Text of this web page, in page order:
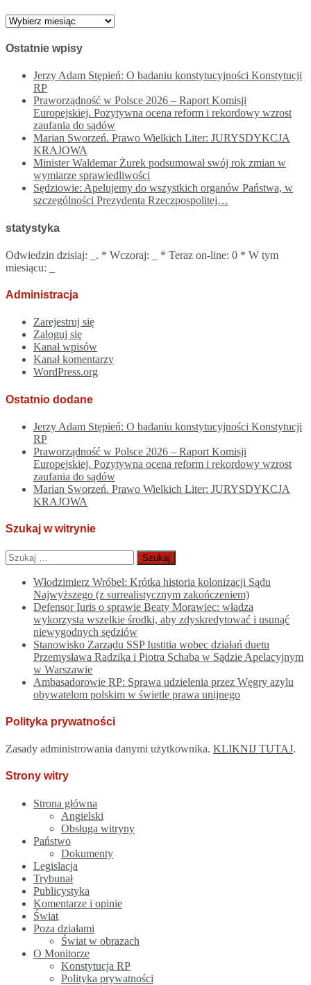
Archiwa
Ostatnie wpisy
Jerzy Adam Stępień: O badaniu konstytucyjności Konstytucji
RP
Praworządność w Polsce 2026 – Raport Komisji
Europejskiej. Pozytywna ocena reform i rekordowy wzrost
zaufania do sądów
Marian Sworzeń. Prawo Wielkich Liter: JURYSDYKCJA
KRAJOWA
Minister Waldemar Żurek podsumował swój rok zmian w
wymiarze sprawiedliwości
Sędziowie: Apelujemy do wszystkich organów Państwa, w
szczególności Prezydenta Rzeczpospolitej…
statystyka
Odwiedzin dzisiaj: . * Wczoraj:
* Teraz on-line: 0 * W tym
miesiącu:
Administracja
Zarejestruj się
Zaloguj się
Kanał wpisów
Kanał komentarzy
WordPress.org
Ostatnio dodane
Jerzy Adam Stępień: O badaniu konstytucyjności Konstytucji
RP
Praworządność w Polsce 2026 – Raport Komisji
Europejskiej. Pozytywna ocena reform i rekordowy wzrost
zaufania do sądów
Marian Sworzeń. Prawo Wielkich Liter: JURYSDYKCJA
KRAJOWA
Szukaj w witrynie
Szukaj:
Włodzimierz Wróbel: Krótka historia kolonizacji Sądu
Najwyższego (z surrealistycznym zakończeniem)
Defensor Iuris o sprawie Beaty Morawiec: władza
wykorzysta wszelkie środki, aby zdyskredytować i usunąć
niewygodnych sędziów
Stanowisko Zarządu SSP Iustitia wobec działań duetu
Przemysława Radzika i Piotra Schaba w Sądzie Apelacyjnym
w Warszawie
Ambasadorowie RP: Sprawa udzielenia przez Węgry azylu
obywatelom polskim w świetle prawa unijnego
Polityka prywatności
Zasady administrowania danymi użytkownika. KLIKNIJ TUTAJ.
Strony witry
Strona główna
Angielski
Obsługa witryny
Państwo
Dokumenty
Legislacja
Trybunał
Publicystyka
Komentarze i opinie
Świat
Poza działami
Świat w obrazach
O Monitorze
Konstytucja RP
Polityka prywatności